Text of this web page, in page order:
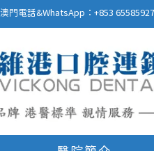
澳門電話&WhatsApp：+853